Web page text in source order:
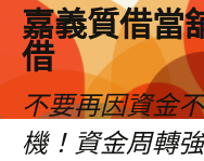
嘉義質借當
借
不要再因資金
機！資金周轉